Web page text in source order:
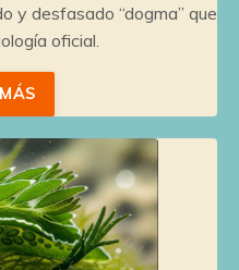
y desfasado “dogma” que
oficial.